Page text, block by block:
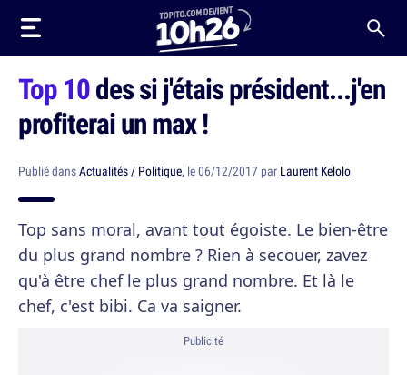
Top 10des si j'étais président...j'en
profiterai un max !
Publié dansActualités / Politique, le 06/12/2017 par Laurent Kelolo
Top sans moral, avant tout égoiste. Le bien-être
du plus grand nombre ? Rien à secouer, zavez
qu'à être chef le plus grand nombre. Et là le
chef, c'est bibi. Ca va saigner.
Publicité